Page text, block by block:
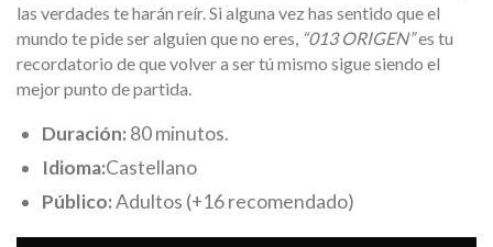
las verdades te harán reír. Si alguna vez has sentido que el
mundo te pide ser alguien que no eres, “013 ORIGEN”es tu
recordatorio de que volver a ser tú mismo sigue siendo el
mejor punto de partida.
Duración:80 minutos.
Idioma:Castellano
Público:Adultos (+16 recomendado)